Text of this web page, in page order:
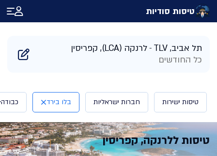
טיסות סודיות
תל אביב, TLV
לרנקה (LCA), קפריסין
כל החודשים
טיסות ישירות חברות ישראליות בלו בירד כבודה
טיסות ללרנקה, קפריסין